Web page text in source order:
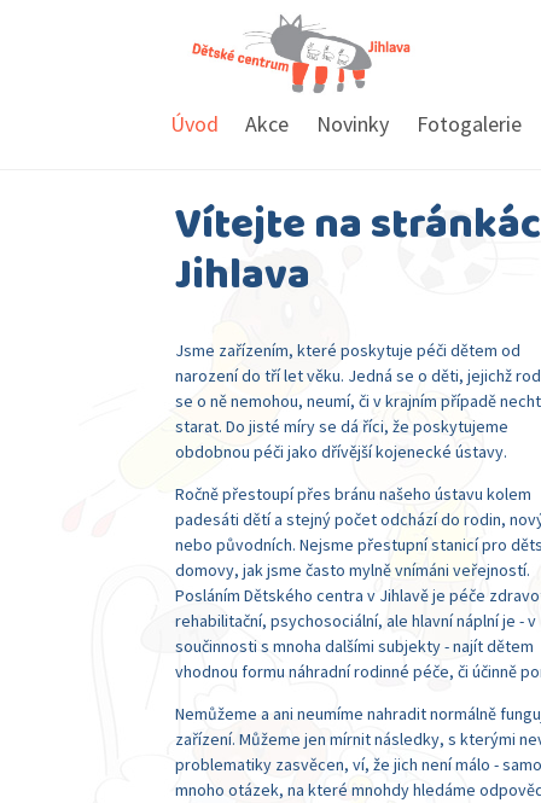
Úvod Akce Novinky Fotogalerie
Vítejte na
Jihlava
Jsme zařízením, které poskytuje péči dětem od
narození do tří let věku. Jedná se o děti, jejichž
se o ně nemohou, neumí, či v krajním případě
starat. Do jisté míry se dá říci, že poskytujeme
obdobnou péči jako dřívější kojenecké ústavy.
Ročně přestoupí přes bránu našeho ústavu kolem
padesáti dětí a stejný počet odchází do rodin,
nebo původních. Nejsme přestupní stanicí pro
domovy, jak jsme často mylně vnímáni veřejností.
Posláním Dětského centra v Jihlavě je péče
rehabilitační, psychosociální, ale hlavní náplní je - v
součinnosti s mnoha dalšími subjekty - najít dětem
vhodnou formu náhradní rodinné péče, či účinně
Nemůžeme a ani neumíme nahradit normálně
zařízení. Můžeme jen mírnit následky, s kterými
problematiky zasvěcen, ví, že jich není málo -
mnoho otázek, na které mnohdy hledáme